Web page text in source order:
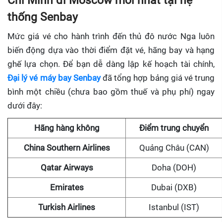
thống Senbay
Mức giá vé cho hành trình đến thủ đô nước Nga luôn
biến động dựa vào thời điểm đặt vé, hãng bay và hạng
ghế lựa chọn. Để bạn dễ dàng lập kế hoạch tài chính,
Đại lý vé máy bay Senbayđã tổng hợp bảng giá vé trung
bình một chiều (chưa bao gồm thuế và phụ phí) ngay
dưới đây:
Hãng hàng không Điểm trung chuyển
China Southern Airlines Quảng Châu (CAN)
Qatar Airways Doha (DOH)
Emirates Dubai (DXB)
Turkish Airlines Istanbul (IST)